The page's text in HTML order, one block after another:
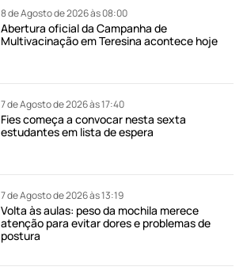
8 de Agosto de 2026 às 08:00
Abertura oficial da Campanha de
Multivacinação em Teresina acontece hoje
7 de Agosto de 2026 às 17:40
Fies começa a convocar nesta sexta
estudantes em lista de espera
7 de Agosto de 2026 às 13:19
Volta às aulas: peso da mochila merece
atenção para evitar dores e problemas de
postura